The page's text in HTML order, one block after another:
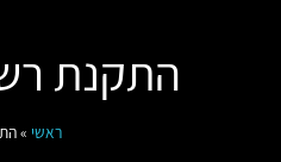
התקנת
ראשי »